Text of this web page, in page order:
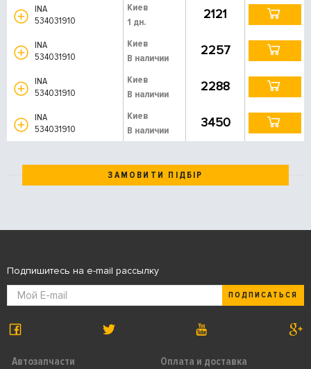
INA
534031910
Киев
1 дн.
2121
INA
534031910
Киев
В наличии
2257
INA
534031910
Киев
В наличии
2288
INA
534031910
Киев
В наличии
3450
ЗАМОВИТИ ПІДБІР
Автозапчасти
Оплата и доставка
Подпишитесь на e-mail рассылку
ПОДПИСАТЬСЯ